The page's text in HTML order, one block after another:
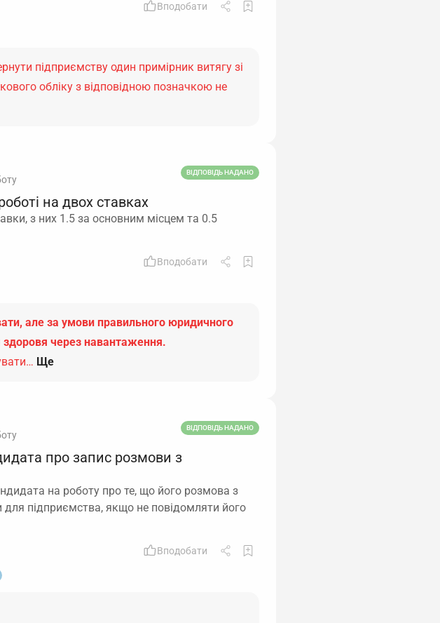
Вподобати
підприємству один примірник витягу зі
обліку з відповідною позначкою не
ВІДПОВІДЬ НАДАНО
на двох ставках
з них 1.5 за основним місцем та 0.5
Вподобати
але за умови правильного юридичного
через навантаження.
Ще
ВІДПОВІДЬ НАДАНО
про запис розмови з
на роботу про те, що його розмова з
для підприємства, якщо не повідомляти його
Вподобати